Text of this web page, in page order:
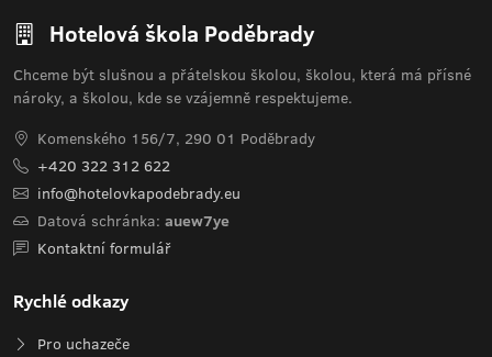
Hotelová škola Poděbrady
Chceme být slušnou a přátelskou školou, školou, která má přísné
nároky, a školou, kde se vzájemně respektujeme.
Komenského 156/7, 290 01 Poděbrady
+420 322 312 622
info@hotelovkapodebrady.eu
Datová schránka: auew7ye
Kontaktní formulář
Rychlé odkazy
Pro uchazeče